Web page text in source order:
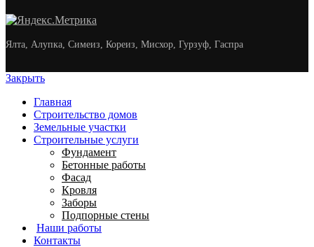
Ялта, Алупка, Симеиз, Кореиз, Мисхор, Гурзуф, Гаспра
Закрыть
Главная
Строительство домов
Земельные участки
Строительные услуги
Фундамент
Бетонные работы
Фасад
Кровля
Заборы
Подпорные стены
Наши работы
Контакты